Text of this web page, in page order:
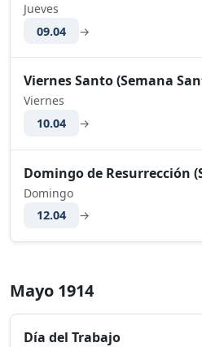
Jueves
09.04
→
Viernes Santo (Semana
Viernes
10.04
→
Domingo de Resurrección
Domingo
12.04
→
Mayo 1914
Día del Trabajo